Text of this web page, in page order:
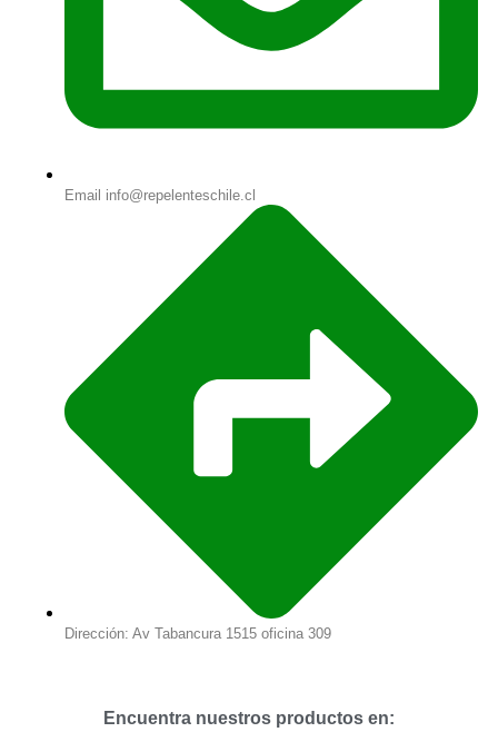
Email info@repelenteschile.cl
Dirección: Av Tabancura 1515 oficina 309
Encuentra nuestros productos en: